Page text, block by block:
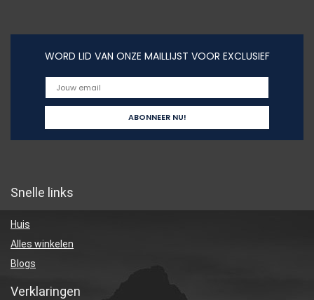
WORD LID VAN ONZE MAILLIJST VOOR EXCLUSIEF
Snelle links
Huis
Alles winkelen
Blogs
Verklaringen